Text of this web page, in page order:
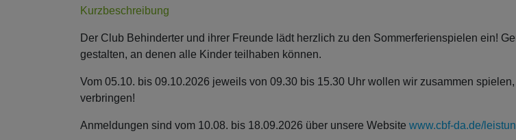
Kurzbeschreibung
Der Club Behinderter und ihrer Freunde lädt herzlich zu den Sommerferienspielen ein!
gestalten, an denen alle Kinder teilhaben können.
Vom 05.10. bis 09.10.2026 jeweils von 09.30 bis 15.30 Uhr wollen wir zusammen
verbringen!
Anmeldungen sind vom 10.08. bis 18.09.2026 über unsere Website www.cbf-da.de/